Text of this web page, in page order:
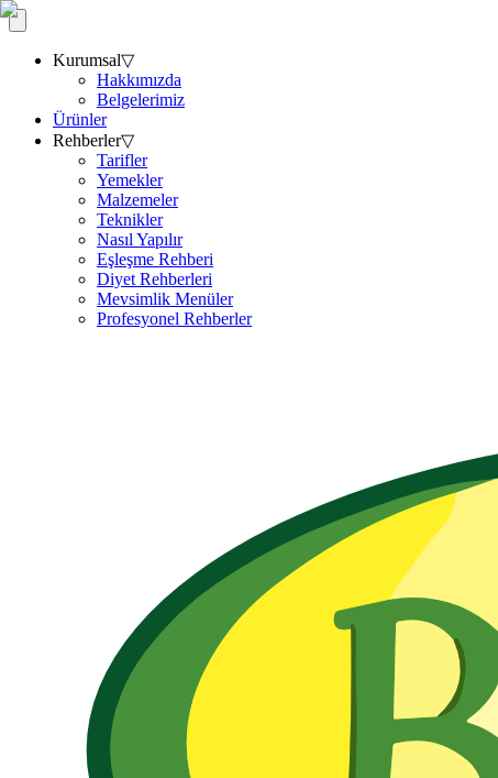
Kurumsal▽
Hakkımızda
Belgelerimiz
Ürünler
Rehberler▽
Tarifler
Yemekler
Malzemeler
Teknikler
Nasıl Yapılır
Eşleşme Rehberi
Diyet Rehberleri
Mevsimlik Menüler
Profesyonel Rehberler